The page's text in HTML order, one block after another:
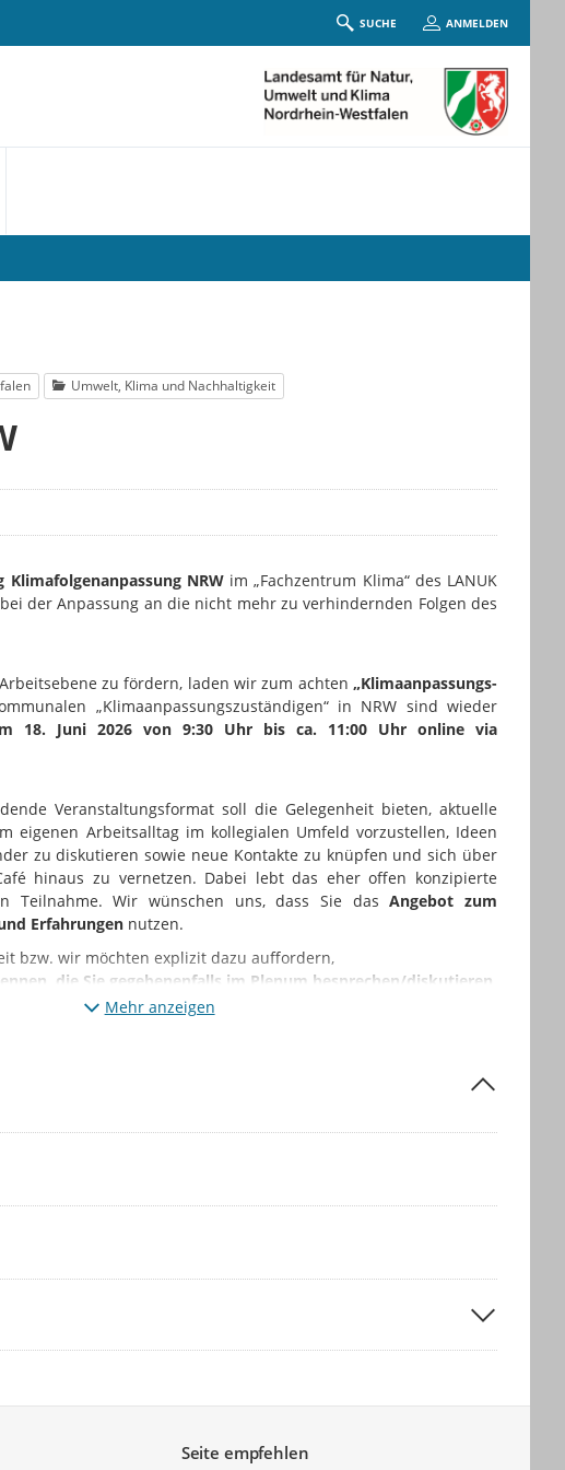
SUCHE ANMELDEN
Umwelt, Klima und Nachhaltigkeit
NRW im „Fachzentrum Klima“ des LANUK
der Anpassung an die nicht mehr zu verhindernden Folgen des
zu fördern, laden wir zum achten „Klimaanpassungs-
„Klimaanpassungszuständigen“ in NRW sind wieder
18. Juni 2026 von 9:30 Uhr bis ca. 11:00 Uhr online via
Veranstaltungsformat soll die Gelegenheit bieten, aktuelle
eigenen Arbeitsalltag im kollegialen Umfeld vorzustellen, Ideen
zu diskutieren sowie neue Kontakte zu knüpfen und sich über
hinaus zu vernetzen. Dabei lebt das eher offen konzipierte
Teilnahme. Wir wünschen uns, dass Sie dasAngebot zum
Erfahrungen nutzen.
bzw. wir möchten explizit dazu auffordern,
die Sie gegebenenfalls im Plenum besprechen/diskutieren
hierzu bitte über das
17.06.2026 um 12:00 Uhr freigeschaltet. Im Anschluss werden
zur Veranstaltung geben, so stehen wir hierfür natürlich gerne zur
Mehr anzeigen
Seite empfehlen